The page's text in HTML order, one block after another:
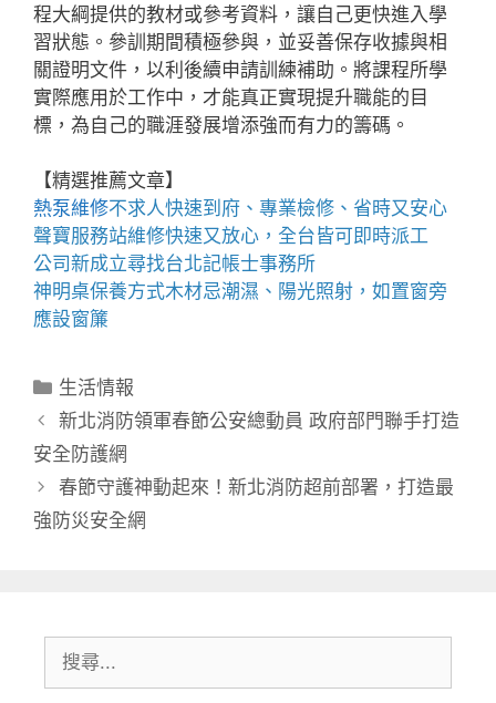
程大綱提供的教材或參考資料，讓自己更快進入學
習狀態。參訓期間積極參與，並妥善保存收據與相
關證明文件，以利後續申請訓練補助。將課程所學
實際應用於工作中，才能真正實現提升職能的目
標，為自己的職涯發展增添強而有力的籌碼。
【精選推薦文章】
熱泵維修不求人快速到府、專業檢修、省時又安心
聲寶服務站維修快速又放心，全台皆可即時派工
公司新成立尋找台北記帳士事務所
神明桌保養方式木材忌潮濕、陽光照射，如置窗旁
應設窗簾
分
類
生活情報
新北消防領軍春節公安總動員 政府部門聯手打造
安全防護網
春節守護神動起來！新北消防超前部署，打造最
強防災安全網
尋: